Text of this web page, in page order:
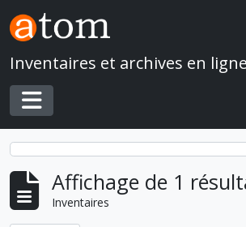
Skip to main content
Inventaires et archives en ligne
Toggle navigation
Affichage de 1
Inventaires